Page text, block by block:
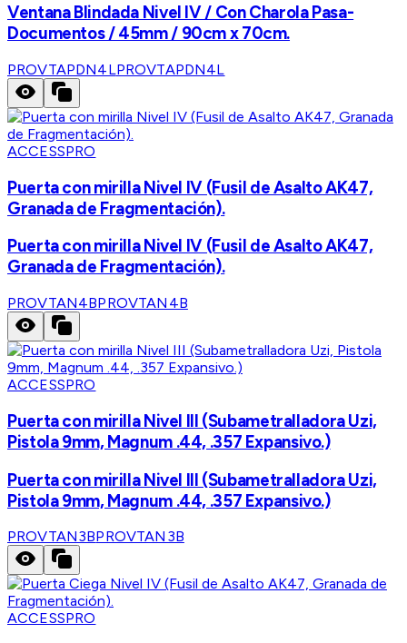
Ventana Blindada Nivel IV / Con Charola Pasa-
Documentos / 45mm / 90cm x 70cm.
PROVTAPDN4LPROVTAPDN4L
ACCESSPRO
Puerta con mirilla Nivel IV (Fusil de Asalto AK47,
Granada de Fragmentación).
Puerta con mirilla Nivel IV (Fusil de Asalto AK47,
Granada de Fragmentación).
PROVTAN4BPROVTAN4B
ACCESSPRO
Puerta con mirilla Nivel III (Subametralladora Uzi,
Pistola 9mm, Magnum .44, .357 Expansivo.)
Puerta con mirilla Nivel III (Subametralladora Uzi,
Pistola 9mm, Magnum .44, .357 Expansivo.)
PROVTAN3BPROVTAN3B
ACCESSPRO